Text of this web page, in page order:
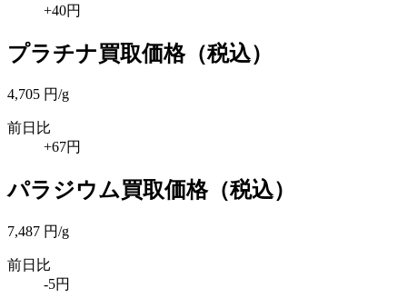
+40円
プラチナ買取価格（税込）
4,705 円/g
前日比
+67円
パラジウム買取価格（税込）
7,487 円/g
前日比
-5円